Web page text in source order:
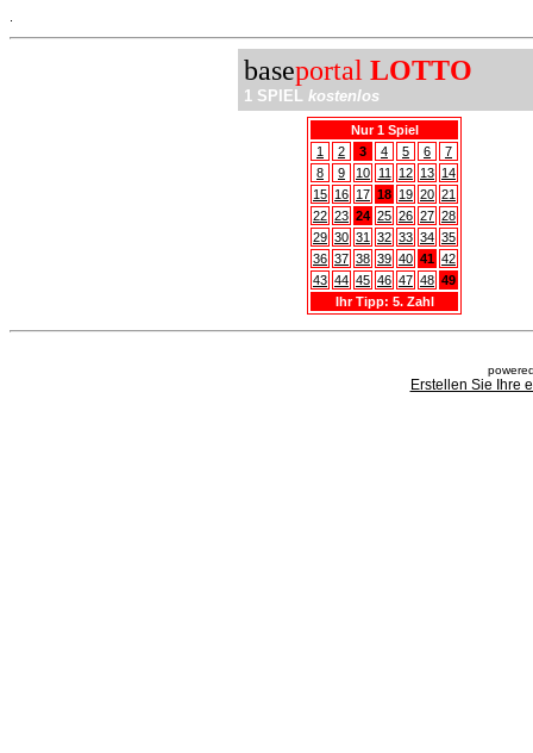
baseportal LOTTO
1 SPIEL kostenlos
Nur 1 Spiel
1
2 3 4 5 6
7
8
9 10 11 12 13 14
15 16 17 18 19 20 21
22 23 24 25 26 27 28
29 30 31 32 33 34 35
36 37 38 39 40 41 42
43 44 45 46 47 48 49
Ihr Tipp: 5. Zahl
Erstellen Sie Ihre